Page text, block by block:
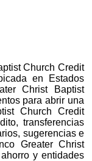
Church Credit
en Estados
Christ Baptist
para abrir una
Church Credit
transferencias
sugerencias e
Greater Christ
y entidades